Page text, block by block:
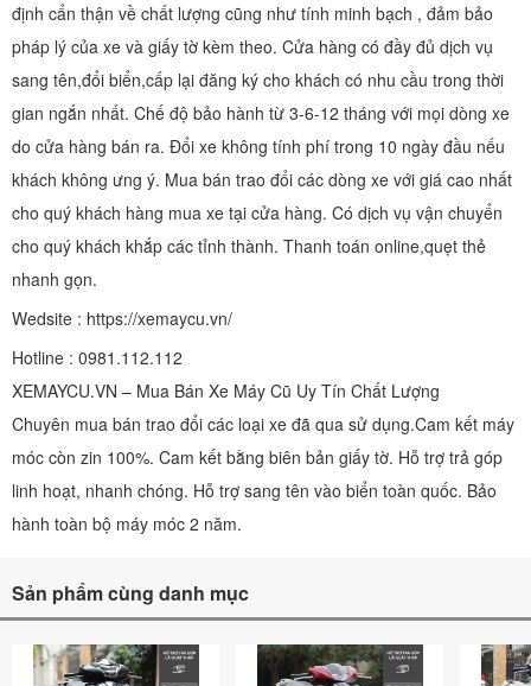
định cẩn thận về chất lượng cũng như tính minh bạch , đảm bảo
pháp lý của xe và giấy tờ kèm theo. Cửa hàng có đầy đủ dịch vụ
sang tên,đổi biển,cấp lại đăng ký cho khách có nhu cầu trong thời
gian ngắn nhất. Chế độ bảo hành từ 3-6-12 tháng với mọi dòng xe
do cửa hàng bán ra. Đổi xe không tính phí trong 10 ngày đầu nếu
khách không ưng ý. Mua bán trao đổi các dòng xe với giá cao nhất
cho quý khách hàng mua xe tại cửa hàng. Có dịch vụ vận chuyển
cho quý khách khắp các tỉnh thành. Thanh toán online,quẹt thẻ
nhanh gọn.
Wedsite : https://xemaycu.vn/
Hotline : 0981.112.112
XEMAYCU.VN – Mua Bán Xe Máy Cũ Uy Tín Chất Lượng
Chuyên mua bán trao đổi các loại xe đã qua sử dụng.Cam kết máy
móc còn zin 100%. Cam kết bằng biên bản giấy tờ. Hỗ trợ trả góp
linh hoạt, nhanh chóng. Hỗ trợ sang tên vào biển toàn quốc. Bảo
hành toàn bộ máy móc 2 năm.
Sản phẩm cùng danh mục